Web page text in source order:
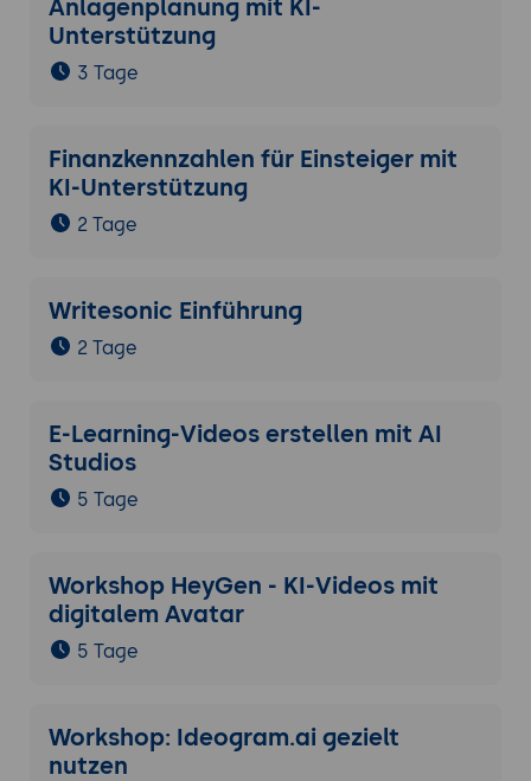
Anlagenplanung mit KI-
Unterstützung
3 Tage
Finanzkennzahlen für Einsteiger mit
KI-Unterstützung
2 Tage
Writesonic Einführung
2 Tage
E-Learning-Videos erstellen mit AI
Studios
5 Tage
Workshop HeyGen - KI-Videos mit
digitalem Avatar
5 Tage
Workshop: Ideogram.ai gezielt
nutzen